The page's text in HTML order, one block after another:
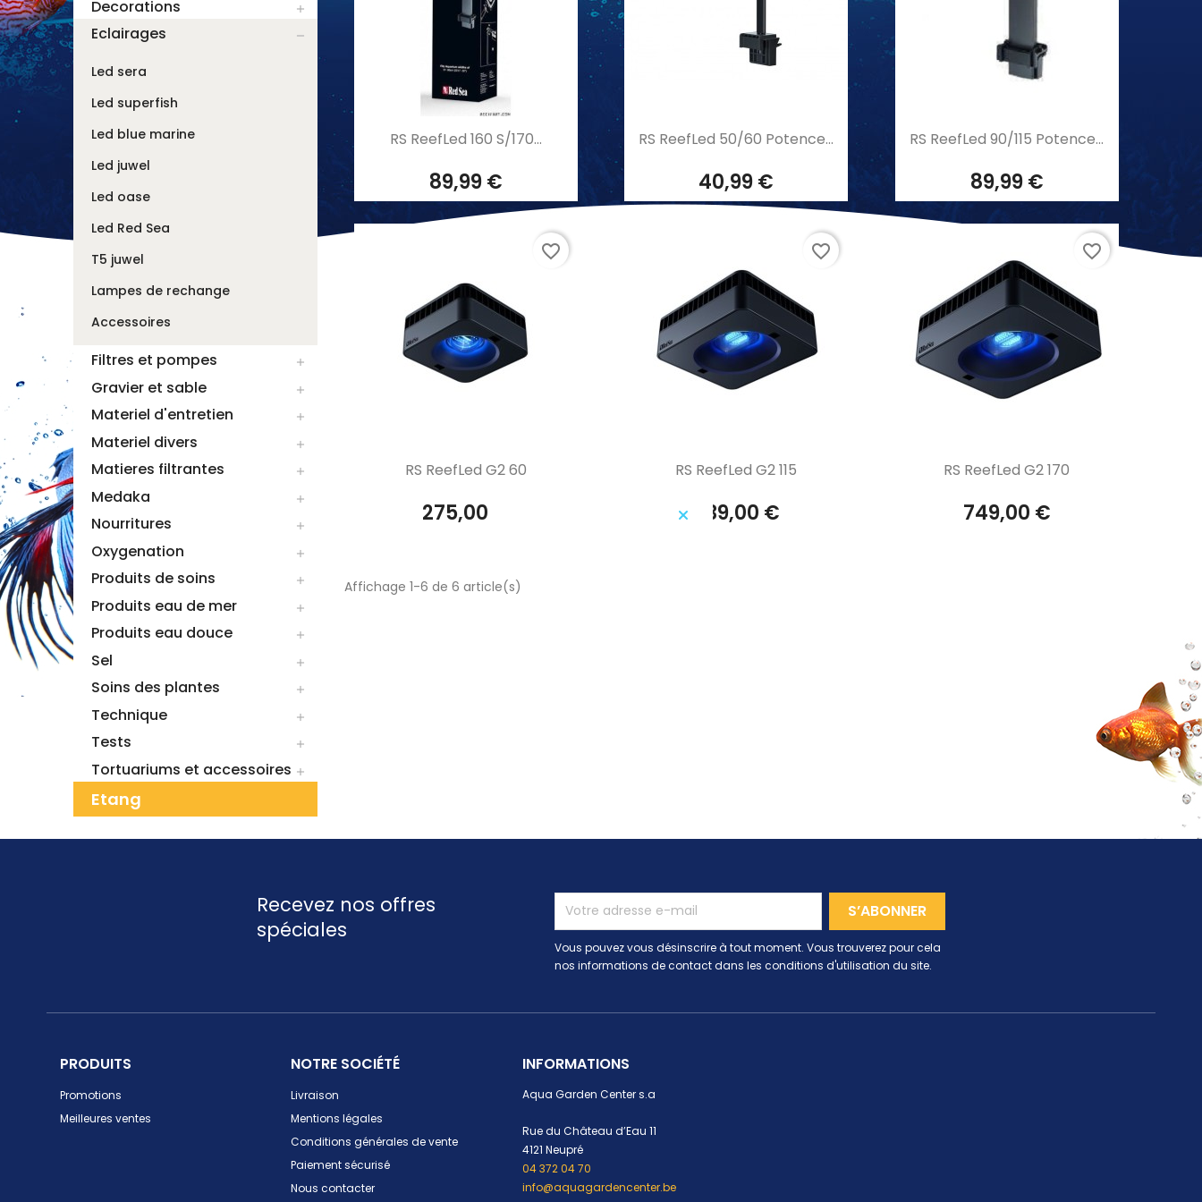
Decorations 
Eclairages 
Led sera
Led superfish
Led blue marine
Led juwel
Led oase
Led Red Sea
T5 juwel
Lampes de rechange
Accessoires
Filtres et pompes 
Gravier et sable 
Materiel d'entretien 
Materiel divers 
Matieres filtrantes 
Medaka 
Nourritures 
Oxygenation 
Produits de soins 
Produits eau de mer 
Produits eau douce 
Sel 
Soins des plantes 
Technique 
Tests 
Tortuariums et accessoires 
Etang
Aperçu rapide
RS ReefLed 160 S/170...
89,99 €
Aperçu rapide
RS ReefLed 50/60 Potence...
40,99 €
Aperçu rapide
RS ReefLed 90/115 Potence...
89,99 €
 Aperçu rapide
RS ReefLed G2 60
275,00 €
favorite_border
 Aperçu rapide
RS ReefLed G2 115
439,00 €
favorite_border
Aperçu rapide
RS ReefLed G2 170
749,00 €
favorite_border
Affichage 1-6 de 6 article(s)
Recevez nos offres
spéciales
Vous pouvez vous désinscrire à tout moment. Vous trouverez pour cela
nos informations de contact dans les conditions d'utilisation du site.
PRODUITS
Promotions
Meilleures ventes
NOTRE SOCIÉTÉ
Livraison
Mentions légales
Conditions générales de vente
Paiement sécurisé
Nous contacter
INFORMATIONS
Aqua Garden Center s.a
Rue du Château d’Eau 11
4121 Neupré
04 372 04 70
info@aquagardencenter.be